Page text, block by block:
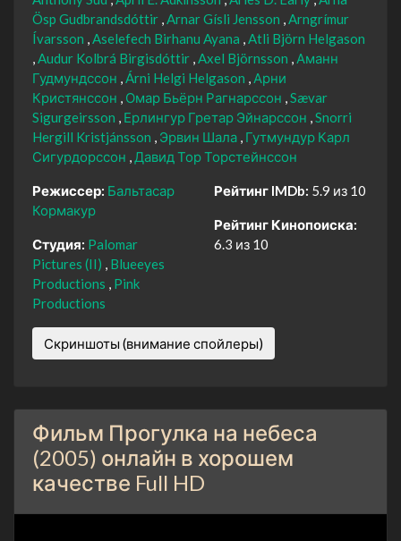
Ösp Gudbrandsdóttir Arnar Gísli Jensson Arngrímur
Ívarsson Aselefech Birhanu Ayana Atli Björn Helgason
Audur Kolbrá Birgisdóttir Axel Björnsson
Аманн
Гудмундссон Árni Helgi Helgason
Арни
Кристянссон
Омар Бьёрн Рагнарссон Sævar
Sigurgeirsson
Ерлингур Гретар Эйнарссон Snorri
Hergill Kristjánsson
Эрвин Шала Гутмундур Карл
Сигурдорссон
Давид Тор Торстейнссон
Режиссер: Бальтасар
Кормакур
Студия: Palomar
Pictures (II)
Blueeyes
Productions
Pink
Productions
Рейтинг IMDb: 5.9 из 10
Рейтинг Кинопоиска:
6.3 из 10
Скриншоты (внимание спойлеры)
Фильм Прогулка на небеса
(2005) онлайн в хорошем
качестве Full HD